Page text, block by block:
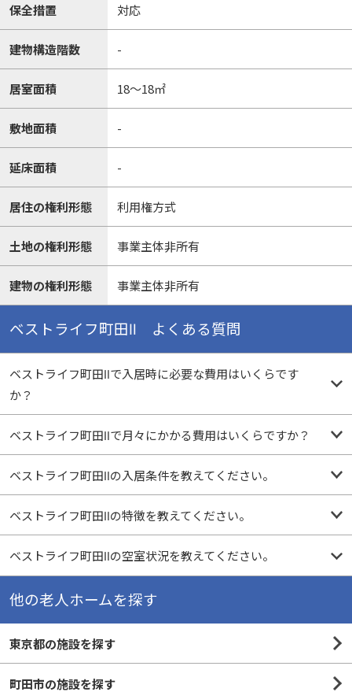
保全措置 対応
建物構造階数 -
居室面積 18～18㎡
敷地面積 -
延床面積 -
居住の権利形態 利用権方式
土地の権利形態 事業主体非所有
建物の権利形態 事業主体非所有
ベストライフ町田Ⅱ よくある質問
ベストライフ町田Ⅱで入居時に必要な費用はいくらです
か？
ベストライフ町田Ⅱで月々にかかる費用はいくらですか？
ベストライフ町田Ⅱの入居条件を教えてください。
ベストライフ町田Ⅱの特徴を教えてください。
ベストライフ町田Ⅱの空室状況を教えてください。
他の老人ホームを探す
東京都の施設を探す
町田市の施設を探す